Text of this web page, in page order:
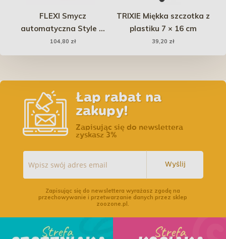
FLEXI Smycz
automatyczna Style M
taśma 5 m do 25kg -
Biała
104,80 zł
TRIXIE Miękka szczotka z
plastiku 7 × 16 cm
39,20 zł
Łap rabat na
zakupy!
Zapisując się do newslettera
zyskasz 3%
Wyślij
Zapisując się do newslettera wyrażasz zgodę na
przechowywanie i przetwarzanie danych przez sklep
zoozone.pl.